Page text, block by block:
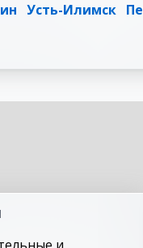
Усть-Илимск